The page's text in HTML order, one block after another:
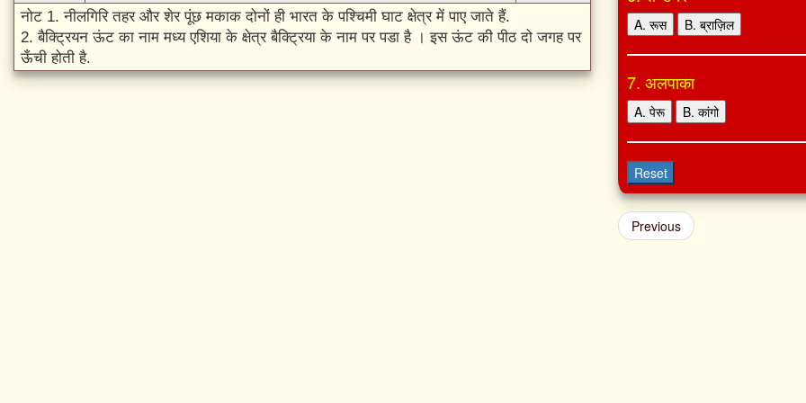
नोट 1. नीलगिरि तहर और शेर पूंछ मकाक दोनों ही भारत के पश्चिमी घाट क्षेत्र में पाए जाते हैं.
2. बैक्ट्रियन ऊंट का नाम मध्य एशिया के क्षेत्र बैक्ट्रिया के नाम पर पडा‌ है । इस ऊंट की पीठ दो जगह पर
ऊँची होती है.
A. रूस B. ब्राज़िल
7. अलपाका
A. पेरू B. कांगो
Reset
Previous